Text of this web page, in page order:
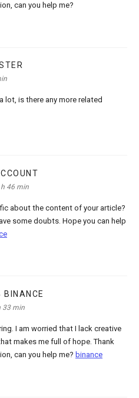
can you help me?
lot, is there any more related
46 min
about the content of your article?
some doubts. Hope you can help
33 min
I am worried that I lack creative
makes me full of hope. Thank
can you help me? binance